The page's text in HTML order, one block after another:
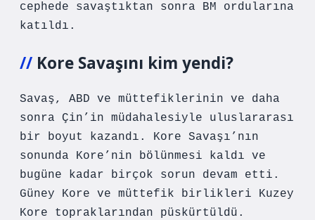
cephede savaştıktan sonra BM ordularına
katıldı.
Kore Savaşını kim yendi?
Savaş, ABD ve müttefiklerinin ve daha
sonra Çin’in müdahalesiyle uluslararası
bir boyut kazandı. Kore Savaşı’nın
sonunda Kore’nin bölünmesi kaldı ve
bugüne kadar birçok sorun devam etti.
Güney Kore ve müttefik birlikleri Kuzey
Kore topraklarından püskürtüldü.